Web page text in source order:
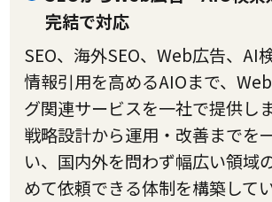
完結で対応
SEO、海外SEO、Web広告、AI
情報引用を高めるAIOまで、
グ関連サービスを一社で提供し
戦略設計から運用・改善までを
い、国内外を問わず幅広い領域
めて依頼できる体制を構築してい